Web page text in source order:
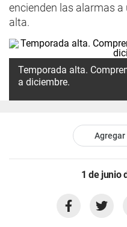
encienden las alarmas
alta.
Temporada alta.
a diciembre.
Agregar
1 de junio